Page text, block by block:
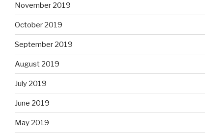
November 2019
October 2019
September 2019
August 2019
July 2019
June 2019
May 2019